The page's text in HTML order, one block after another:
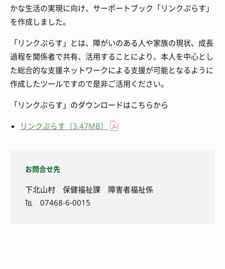
かな生活の実現に向け、サーポートブック「リンクぷらす」
を作成しました。
「リンクぷらす」とは、障がいのある人や家族の現状、成長
過程を関係者で共有、活用することにより、本人を中心とし
た総合的な支援ネットワークによる支援が可能となるように
作成したツールですので是非ご活用ください。
「リンクぷらす」のダウンロードはこちらから
リンクぷらす（3.47MB）
お問合せ先
下北山村 保健福祉課 障害者福祉係
℡ 07468-6-0015